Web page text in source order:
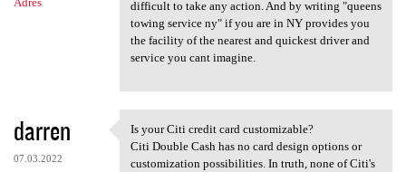
difficult to take any action. And by writing "queens
towing service ny" if you are in NY provides you
the facility of the nearest and quickest driver and
service you cant imagine.
darren
07.03.2022
Is your Citi credit card
Is your Citi credit card customizable?
Citi Double Cash has no card design options or
customization possibilities. In truth, none of Citi's